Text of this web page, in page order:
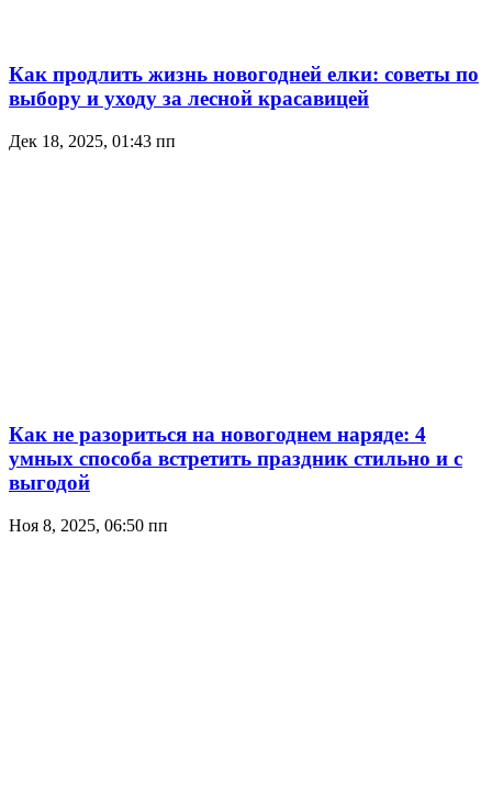
Как продлить жизнь новогодней елки: советы по
выбору и уходу за лесной красавицей
Дек 18, 2025, 01:43 пп
Как не разориться на новогоднем наряде: 4
умных способа встретить праздник стильно и с
выгодой
Ноя 8, 2025, 06:50 пп